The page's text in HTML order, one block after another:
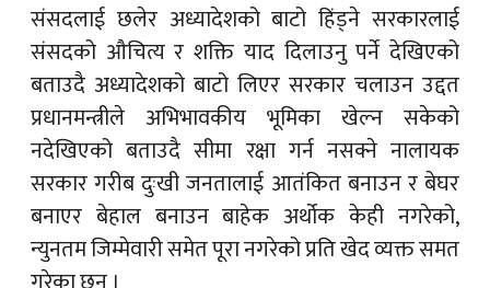
संसदलाई छलेर अध्यादेशको बाटो हिंड्ने सरकारलाई
संसदको औचित्य र शक्ति याद दिलाउनु पर्ने देखिएको
बताउदै अध्यादेशको बाटो लिएर सरकार चलाउन उद्दत
प्रधानमन्त्रीले अभिभावकीय भूमिका खेल्न सकेको
नदेखिएको बताउदै सीमा रक्षा गर्न नसक्ने नालायक
सरकार गरीब दुःखी जनतालाई आतंकित बनाउन र बेघर
बनाएर बेहाल बनाउन बाहेक अर्थोक केही नगरेको,
न्युनतम जिम्मेवारी समेत पूरा नगरेको प्रति खेद व्यक्त समत